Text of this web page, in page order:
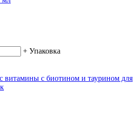
+ Упаковка
с биотином и таурином для